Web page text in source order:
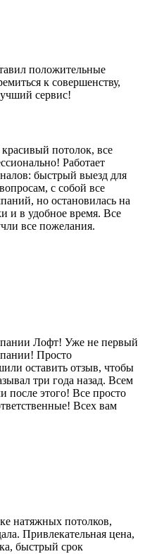
положительные
к совершенству,
сервис!
красивый потолок, все
Работает
быстрый выезд для
с собой все
но остановилась на
и в удобное время. Все
все пожелания.
Лофт! Уже не первый
Просто
оставить отзыв, чтобы
три года назад. Всем
после этого! Все просто
Всех вам
натяжных потолков,
Привлекательная цена,
быстрый срок